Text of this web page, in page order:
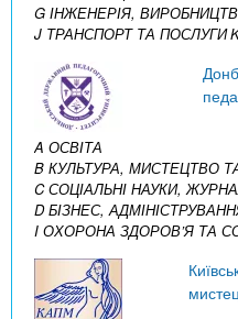
G ІНЖЕНЕРІЯ,
J ТРАНСПОРТ ТА ПОСЛУГИ
A ОСВІТА
B КУЛЬТУРА, МИСТЕЦТВО
C СОЦІАЛЬНІ НАУКИ,
D БІЗНЕС,
I ОХОРОНА ЗДОРОВ’Я ТА